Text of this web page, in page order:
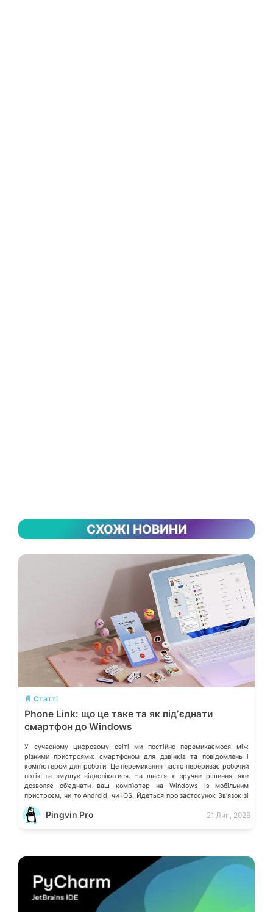
СХОЖІ НОВИНИ
💬
📄 Статті
Phone Link: що це таке та як підʼєднати
смартфон до Windows
У сучасному цифровому світі ми постійно перемикаємося між
різними пристроями: смартфоном для дзвінків та повідомлень і
компʼютером для роботи. Це перемикання часто перериває робочий
потік та змушує відволікатися. На щастя, є зручне рішення, яке
дозволяє обʼєднати ваш компʼютер на Windows із мобільним
пристроєм, чи то Android, чи iOS. Йдеться про застосунок Звʼязок зі
смартфоном (Phone Link) від Microsoft, що перетворює ваш ПК на
своєрідний «міст» до функцій смартфона.
Pingvin Pro 21 Лип, 2026